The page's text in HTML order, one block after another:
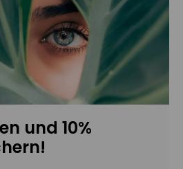
und 10%